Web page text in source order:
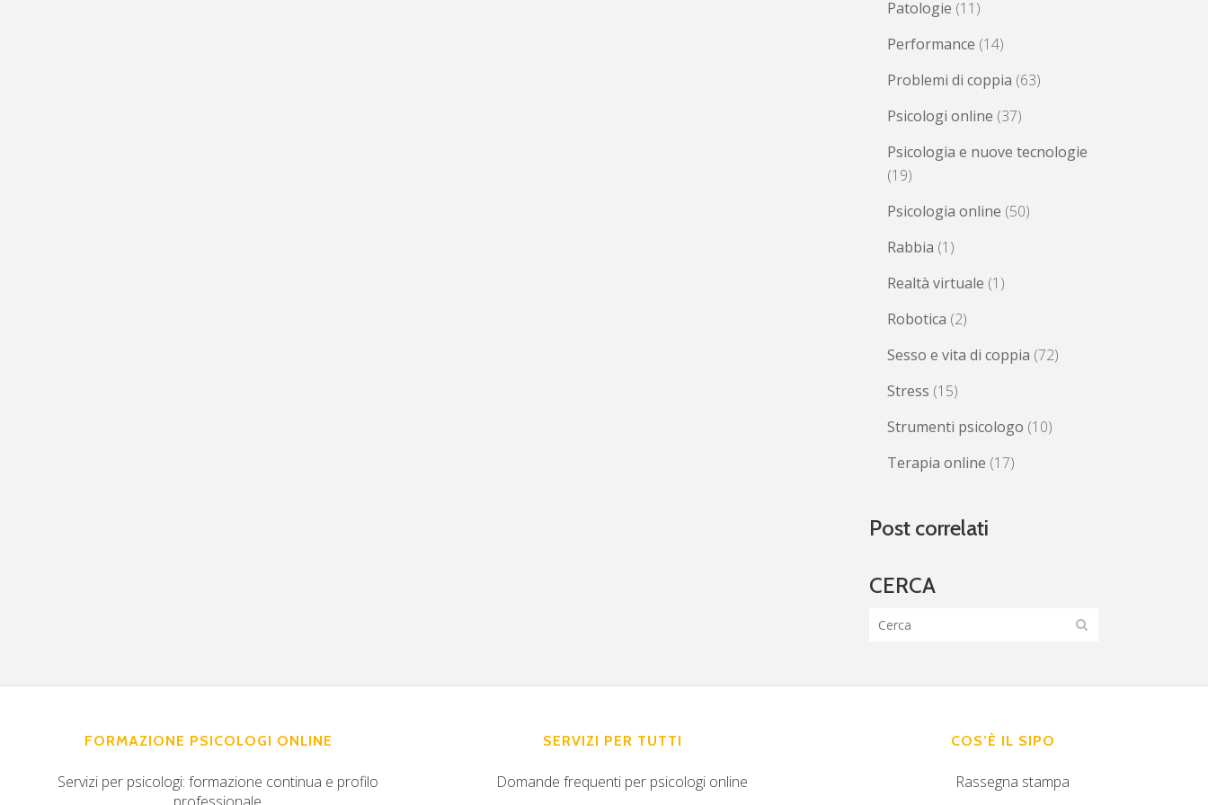
Patologie (11)
Performance (14)
Problemi di coppia (63)
Psicologi online (37)
Psicologia e nuove tecnologie
(19)
Psicologia online (50)
Rabbia (1)
Realtà virtuale (1)
Robotica (2)
Sesso e vita di coppia (72)
Stress (15)
Strumenti psicologo (10)
Terapia online (17)
Post correlati
CERCA
FORMAZIONE PSICOLOGI ONLINE
Servizi per psicologi: formazione continua e profilo
SERVIZI PER TUTTI
Domande frequenti per psicologi online
COS’È IL SIPO
Rassegna stampa